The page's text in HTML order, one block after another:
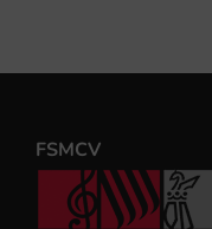
FSMCV